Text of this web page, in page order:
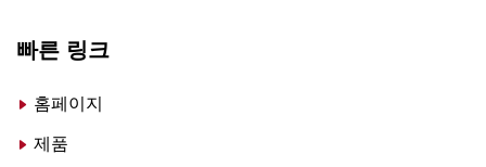
빠른 링크
홈페이지
제품